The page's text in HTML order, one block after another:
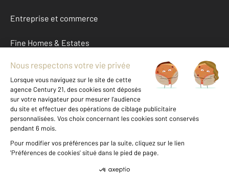
Entreprise et commerce
Fine Homes & Estates
À propos
International
Nous contacter